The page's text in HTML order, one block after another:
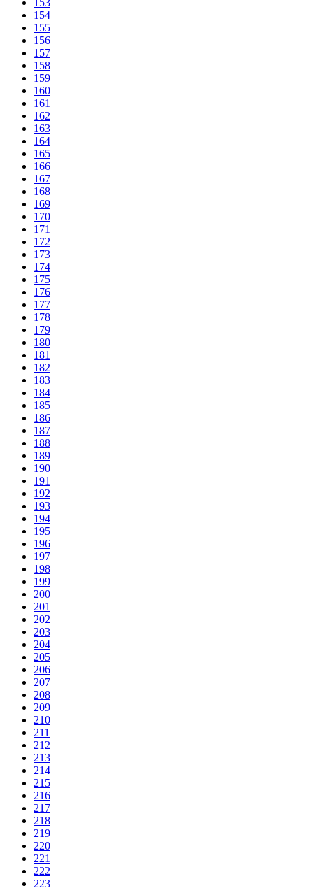
153
154
155
156
157
158
159
160
161
162
163
164
165
166
167
168
169
170
171
172
173
174
175
176
177
178
179
180
181
182
183
184
185
186
187
188
189
190
191
192
193
194
195
196
197
198
199
200
201
202
203
204
205
206
207
208
209
210
211
212
213
214
215
216
217
218
219
220
221
222
223